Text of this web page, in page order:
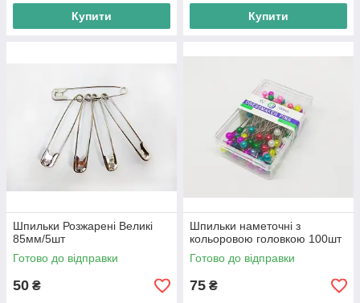
Купити Купити
Шпильки Розжарені Великі
85мм/5шт
Готово до відправки
50 ₴
Шпильки наметочні з
кольоровою головкою 100шт
Готово до відправки
75 ₴